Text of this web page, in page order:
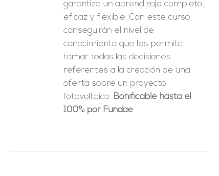
garantiza un aprendizaje completo,
eficaz y flexible. Con este curso
conseguirán el nivel de
conocimiento que les permita
tomar todas las decisiones
referentes a la creación de una
oferta sobre un proyecto
fotovoltaico. Bonificable hasta el
100% por Fundae.